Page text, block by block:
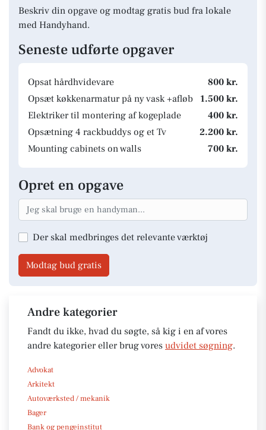
Beskriv din opgave og modtag gratis bud fra lokale
med Handyhand.
Seneste udførte opgaver
Opsat hårdhvidevare
800 kr.
Opsæt køkkenarmatur på ny vask +afløb
1.500 kr.
Elektriker til montering af kogeplade
400 kr.
Opsætning 4 rackbuddys og et Tv
2.200 kr.
Mounting cabinets on walls
700 kr.
Opret en opgave
Der skal medbringes det relevante værktøj
Modtag bud gratis
Andre kategorier
Fandt du ikke, hvad du søgte, så kig i en af vores
andre kategorier eller brug vores udvidet søgning.
Advokat
Arkitekt
Autoværksted / mekanik
Bager
Bank og pengeinstitut